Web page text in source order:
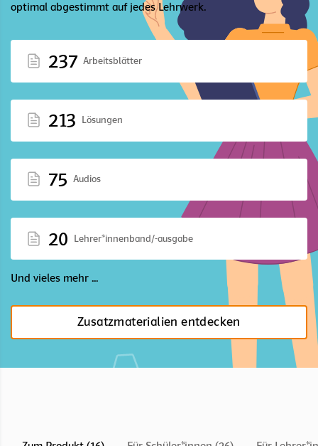
optimal abgestimmt auf jedes Lehrwerk.
237 Arbeitsblätter
213 Lösungen
75 Audios
20 Lehrer*innenband/-ausgabe
Und vieles mehr ...
Zusatzmaterialien entdecken